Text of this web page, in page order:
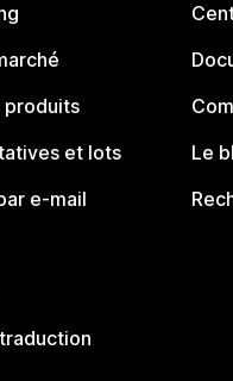
produits
et lots
e-mail
Le